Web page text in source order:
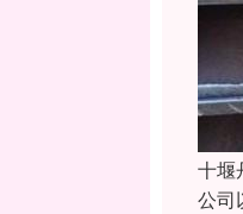
十堰
公司